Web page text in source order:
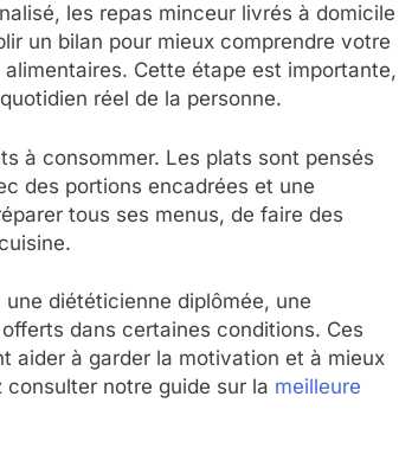
les repas minceur livrés à domicile
un bilan pour mieux comprendre votre
Cette étape est importante,
réel de la personne.
à consommer. Les plats sont pensés
des portions encadrées et une
tous ses menus, de faire des
diététicienne diplômée, une
dans certaines conditions. Ces
aider à garder la motivation et à mieux
consulter notre guide sur la meilleure